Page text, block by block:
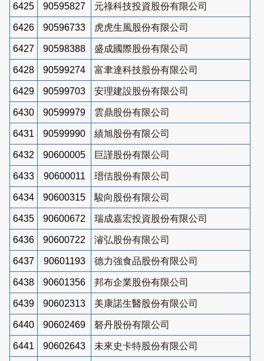
6425 90595827 元祿科技投資股份有限公司
6426 90596733 虎虎生風股份有限公司
6427 90598388 盛成國際股份有限公司
6428 90599274 富聿達科技股份有限公司
6429 90599703 安理建設股份有限公司
6430 90599979 雲鼎股份有限公司
6431 90599990 績旭股份有限公司
6432 90600005 巨謹股份有限公司
6433 90600011 瑨佶股份有限公司
6434 90600315 駿向股份有限公司
6435 90600672 瑞成嘉宏投資股份有限公司
6436 90600722 濬弘股份有限公司
6437 90601193 德力強食品股份有限公司
6438 90601356 邦布企業股份有限公司
6439 90602313 美康諾生醫股份有限公司
6440 90602469 砮丹股份有限公司
6441 90602643 未來史卡特股份有限公司